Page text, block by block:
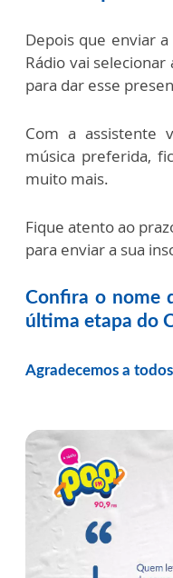
Depois que enviar
Rádio vai
para dar esse
Com a assistente
música preferida,
muito mais.
Fique atento ao
para enviar a sua
Confira o nome
última etapa do
Agradecemos a